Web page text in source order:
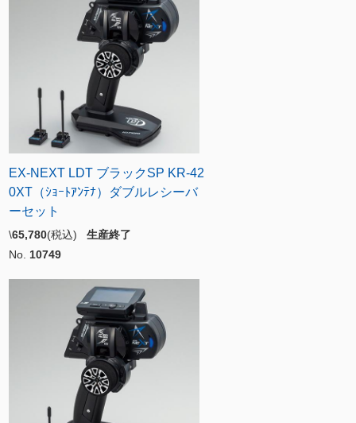
EX-NEXT LDT ブラックSP KR-42
0XT（ｼｮｰﾄｱﾝﾃﾅ）ダブルレシーバ
ーセット
\65,780(税込) 生産終了
No. 10749